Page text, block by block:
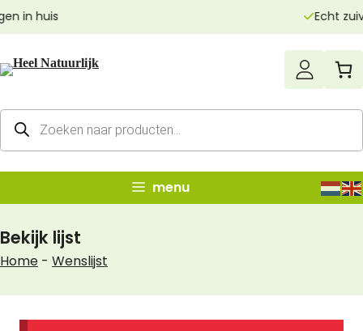
naar
inhoud
Echt zuivere producten
Producten
zoeken
menu
Bekijk lijst
Home - Wenslijst